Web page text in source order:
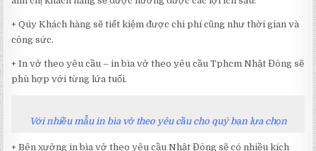
+ Qúy Khách hàng sẽ tiết kiệm được chi phí cũng như thời gian và
công sức.
+ In vở theo yêu cầu – in bìa vở theo yêu cầu Tphcm Nhật Đông sẽ
phù hợp với từng lứa tuổi.
Với nhiều mẫu in bìa vở theo yêu cầu cho quý bạn lựa chọn
+ Bên xưởng in bìa vở theo yêu cầu Nhật Đông sẽ có nhiều kích